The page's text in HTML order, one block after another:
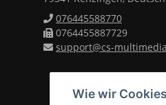
Wie wir
076445588770
0764455887729
support@cs-